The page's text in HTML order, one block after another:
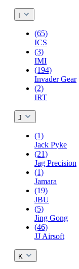
I
(65)
ICS
(3)
IMI
(194)
Invader Gear
(2)
IRT
J
(1)
Jack Pyke
(21)
Jag Precision
(1)
Jamara
(19)
JBU
(5)
Jing Gong
(46)
JJ Airsoft
K